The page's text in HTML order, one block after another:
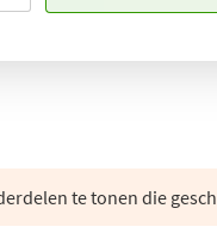
te tonen die